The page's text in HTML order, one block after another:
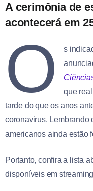
A cerimônia de
acontecerá em
O s
que
tarde do que os anos
coronavirus. Lembrando
americanos ainda estão
Portanto, confira a lista
disponíveis em